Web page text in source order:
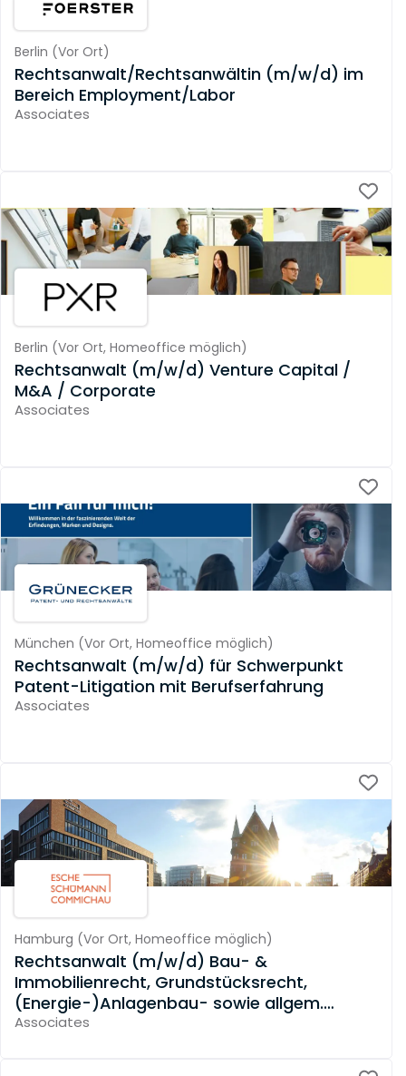
Berlin (Vor Ort)
Rechtsanwalt/Rechtsanwältin (m/w/d) im
Bereich Employment/Labor
Associates
Berlin (Vor Ort, Homeoffice möglich)
Rechtsanwalt (m/w/d) Venture Capital /
M&A / Corporate
Associates
München (Vor Ort, Homeoffice möglich)
Rechtsanwalt (m/w/d) für Schwerpunkt
Patent-Litigation mit Berufserfahrung
Associates
Hamburg (Vor Ort, Homeoffice möglich)
Rechtsanwalt (m/w/d) Bau- &
Immobilienrecht, Grundstücksrecht,
(Energie-)Anlagenbau- sowie allgem.
Vertragsrecht
Associates